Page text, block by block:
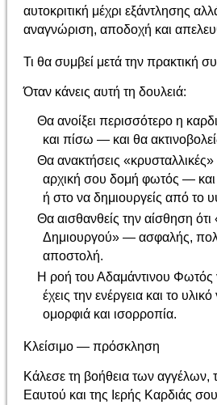
αυτοκριτική μέχρι εξάντλησης
αναγνώριση, αποδοχή και
Τι θα συμβεί μετά την πρακτική
Όταν κάνεις αυτή τη δουλειά:
Θα ανοίξει περισσότερο η
και πίσω — και θα
Θα ανακτήσεις
αρχική σου δομή φωτός — και
ή στο να δημιουργείς από το
Θα αισθανθείς την αίσθηση ότι
Δημιουργού» — ασφαλής,
αποστολή.
Η ροή του Αδαμάντινου Φωτός
έχεις την ενέργεια και το
ομορφιά και ισορροπία.
Κλείσιμο — πρόσκληση
Κάλεσε τη βοήθεια των αγγέλων,
Εαυτού και της Ιερής Καρδιάς